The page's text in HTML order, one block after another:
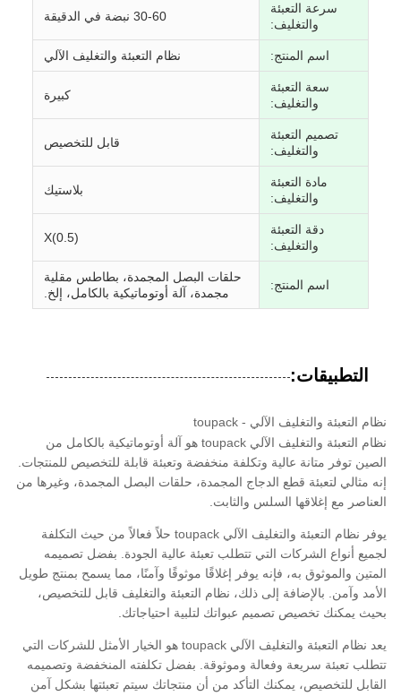
سرعة التعبئة
والتغليف:
30-60 نبضة في الدقيقة
اسم المنتج: نظام التعبئة والتغليف الآلي
سعة التعبئة
والتغليف:
كبيرة
تصميم التعبئة
والتغليف:
قابل للتخصيص
مادة التعبئة
والتغليف:
بلاستيك
دقة التعبئة
والتغليف:
X(0.5)
اسم المنتج:
حلقات البصل المجمدة، بطاطس مقلية
مجمدة، آلة أوتوماتيكية بالكامل، إلخ.
التطبيقات:
نظام التعبئة والتغليف الآلي - toupack
نظام التعبئة والتغليف الآلي toupack هو آلة أوتوماتيكية بالكامل من
الصين توفر متانة عالية وتكلفة منخفضة وتعبئة قابلة للتخصيص للمنتجات.
إنه مثالي لتعبئة قطع الدجاج المجمدة، حلقات البصل المجمدة، وغيرها من
العناصر مع إغلاقها السلس والثابت.
يوفر نظام التعبئة والتغليف الآلي toupack حلاً فعالاً من حيث التكلفة
لجميع أنواع الشركات التي تتطلب تعبئة عالية الجودة. بفضل تصميمه
المتين والموثوق به، فإنه يوفر إغلاقًا موثوقًا وآمنًا، مما يسمح بمنتج طويل
الأمد وآمن. بالإضافة إلى ذلك، نظام التعبئة والتغليف قابل للتخصيص،
بحيث يمكنك تخصيص تصميم عبواتك لتلبية احتياجاتك.
يعد نظام التعبئة والتغليف الآلي toupack هو الخيار الأمثل للشركات التي
تتطلب تعبئة سريعة وفعالة وموثوقة. بفضل تكلفته المنخفضة وتصميمه
القابل للتخصيص، يمكنك التأكد من أن منتجاتك سيتم تعبئتها بشكل آمن